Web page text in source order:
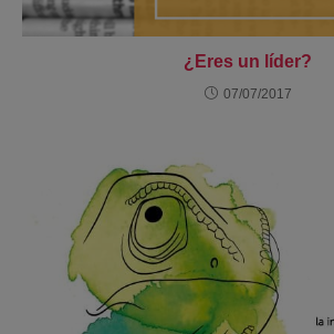
¿Eres un líder?
07/07/2017